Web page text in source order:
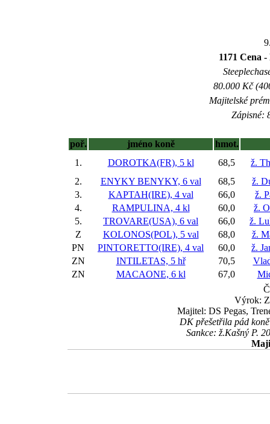
1171 Cena
80.000 Kč
Majitelské
Zápisné:
poř. jméno koně
hmot.
1.
DOROTKA(FR), 5 kl 68,5
ž.
2.
ENYKY BENYKY, 6 val 68,5
ž.
3.
KAPTAH(IRE), 4 val 66,0
ž.
4.
RAMPULINA, 4 kl 60,0
ž.
5.
TROVARE(USA), 6 val 66,0
ž.
Z
KOLONOS(POL), 5 val 68,0
ž.
PN
PINTORETTO(IRE), 4 val 60,0
ž.
ZN
INTILETAS, 5 hř 70,5
ZN
MACAONE, 6 kl 67,0
Výrok:
Majitel: DS Pegas,
DK přešetřila pád
Sankce: ž.Kašný P.